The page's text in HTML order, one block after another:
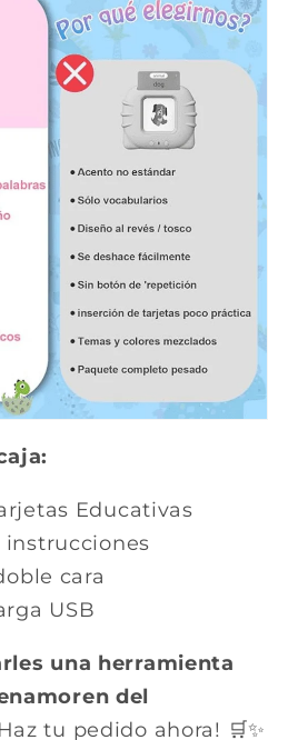
Educativas
instrucciones
cara
USB
una herramienta
del
tu pedido ahora! 🛒✨